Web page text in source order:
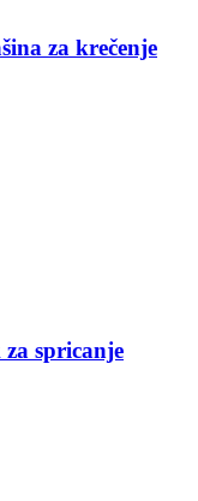
za krečenje
spricanje